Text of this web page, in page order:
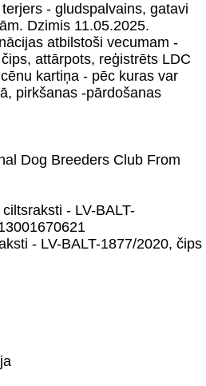
- gludspalvains, gatavi
Dzimis 11.05.2025.
atbilstoši vecumam -
attārpots, reģistrēts LDC
kartiņa - pēc kuras var
pirkšanas -pārdošanas
Dog Breeders Club From
- LV-BALT-
- LV-BALT-1877/2020, čips